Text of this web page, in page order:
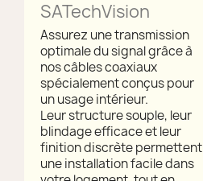
SATechVision
Assurez une transmission
optimale du signal grâce à
nos câbles coaxiaux
spécialement conçus pour
un usage intérieur.
Leur structure souple, leur
blindage efficace et leur
finition discrète permettent
une installation facile dans